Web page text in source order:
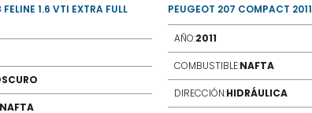
1.6 VTI EXTRA FULL
NAFTA
PEUGEOT 207 COMPACT 2011
AÑO:2011
COMBUSTIBLE:NAFTA
DIRECCIÓN:HIDRÁULICA